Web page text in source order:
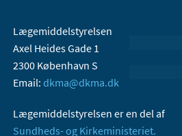
Lægemiddelstyrelsen
Axel Heides Gade 1
2300 København S
Email: dkma@dkma.dk
Lægemiddelstyrelsen er en del af
Sundheds- og Kirkeministeriet.